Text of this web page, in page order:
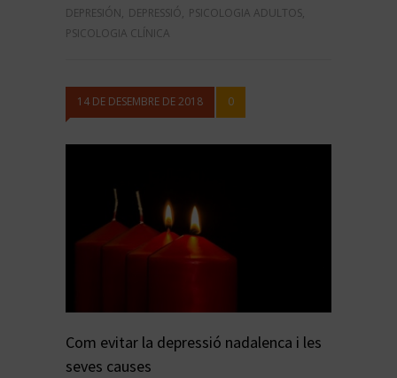
DEPRESIÓN, DEPRESSIÓ, PSICOLOGIA ADULTOS,
PSICOLOGIA CLÍNICA
14 DE DESEMBRE DE 2018 0
Com evitar la depressió nadalenca i les
seves causes